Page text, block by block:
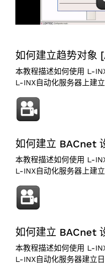
如何建立趋势对象
本教程描述如何使用 L-
L-INX自动化服务器上建立
如何建立 BACnet
本教程描述如何使用 L-
L-INX自动化服务器上建
如何建立 BACnet
本教程描述如何使用 L-
L-INX自动化服务器建立日